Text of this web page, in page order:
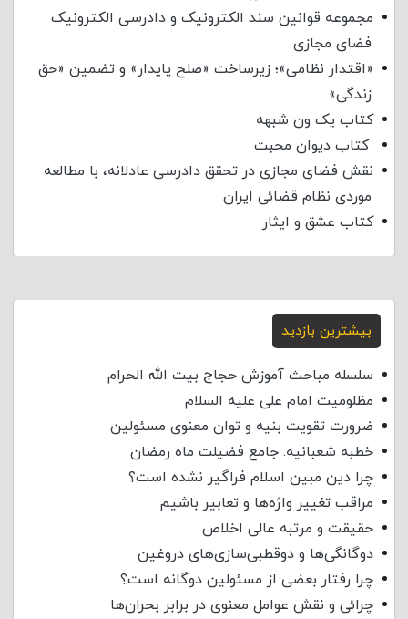
مجموعه قوانین سند الکترونیک و دادرسی الکترونیک
فضای مجازی
«اقتدار نظامی»؛ زیرساخت «صلح پایدار» و تضمین «حق
زندگی»
کتاب یک ون شبهه
کتاب دیوان محبت
نقش فضای مجازی در تحقق دادرسی عادلانه، با مطالعه
موردی نظام قضائی ایران
کتاب عشق و ایثار
بیشترین بازدید
سلسله مباحث آموزش حجاج بیت الله الحرام
مظلومیت امام علی علیه السلام
ضرورت تقویت بنیه و توان معنوی مسئولین
خطبه شعبانیه: جامع فضیلت ماه رمضان
چرا دین مبین اسلام فراگیر نشده است؟
مراقب تغییر واژه‌ها و تعابیر باشیم
حقیقت و مرتبه عالی اخلاص
دوگانگی‌ها و دوقطبی‌سازی‌های دروغین
چرا رفتار بعضی از مسئولین دوگانه است؟
چرائی و نقش عوامل معنوی در برابر بحران‌ها